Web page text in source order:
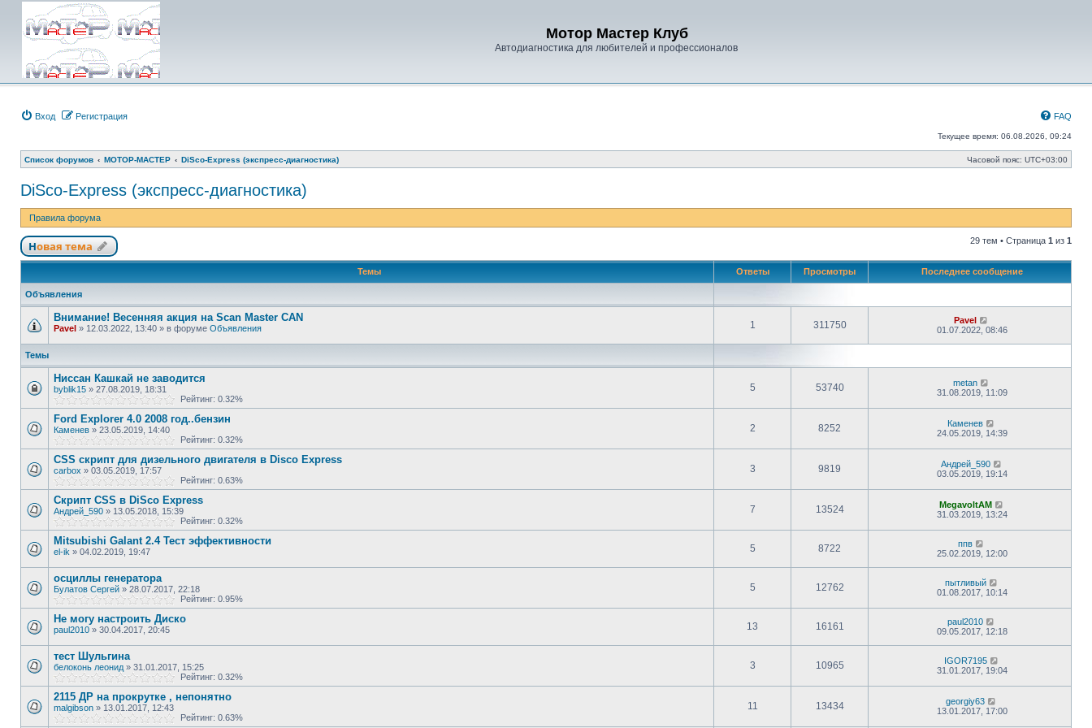
Мотор Мастер Клуб
Автодиагностика для любителей и профессионалов
Вход Регистрация FAQ
Текущее время: 06.08.2026, 09:24
Список форумов МОТОР-МАСТЕР DiSco-Express (экспресс-диагностика) Часовой пояс: UTC+03:00
DiSco-Express (экспресс-диагностика)
Правила форума
Новая тема 29 тем • Страница 1 из 1
Темы Ответы Просмотры Последнее сообщение
Объявления
Внимание! Весенняя акция на Scan Master CAN
Pavel » 12.03.2022, 13:40 » в форуме Объявления 1 311750
Pavel
01.07.2022, 08:46
Темы
Ниссан Кашкай не заводится
byblik15 » 27.08.2019, 18:31
Рейтинг: 0.32%
5 53740
metan
31.08.2019, 11:09
Ford Explorer 4.0 2008 год..бензин
Каменев » 23.05.2019, 14:40
Рейтинг: 0.32%
2 8252
Каменев
24.05.2019, 14:39
CSS скрипт для дизельного двигателя в Disco Express
carbox » 03.05.2019, 17:57
Рейтинг: 0.63%
3 9819
Андрей_590
03.05.2019, 19:14
Скрипт CSS в DiSco Express
Андрей_590 » 13.05.2018, 15:39
Рейтинг: 0.32%
7 13524
MegavoltAM
31.03.2019, 13:24
Mitsubishi Galant 2.4 Тест эффективности
el-ik » 04.02.2019, 19:47 5 8722
ппв
25.02.2019, 12:00
осциллы генератора
Булатов Сергей » 28.07.2017, 22:18
Рейтинг: 0.95%
5 12762
пытливый
01.08.2017, 10:14
Не могу настроить Диско
paul2010 » 30.04.2017, 20:45 13 16161
paul2010
09.05.2017, 12:18
тест Шульгина
белоконь леонид » 31.01.2017, 15:25
Рейтинг: 0.32%
3 10965
IGOR7195
31.01.2017, 19:04
2115 ДР на прокрутке , непонятно
malgibson » 13.01.2017, 12:43
Рейтинг: 0.63%
11 13434
georgiy63
13.01.2017, 17:00